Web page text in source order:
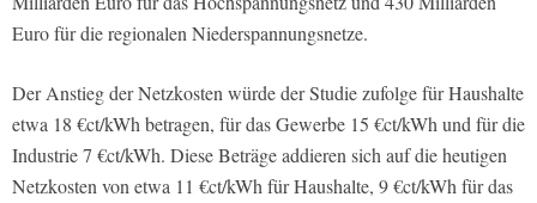
Euro für die regionalen Niederspannungsnetze.
Der Anstieg der Netzkosten würde der Studie zufolge für Haushalte
etwa 18 €ct/kWh betragen, für das Gewerbe 15 €ct/kWh und für die
Industrie 7 €ct/kWh. Diese Beträge addieren sich auf die heutigen
Netzkosten von etwa 11 €ct/kWh für Haushalte, 9 €ct/kWh für das